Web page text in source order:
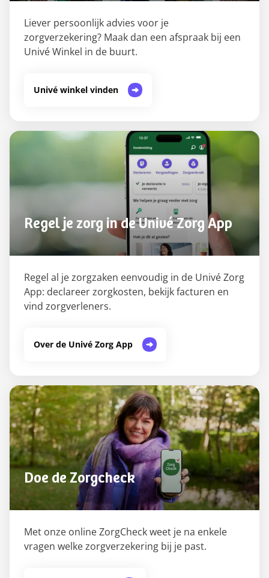
Liever persoonlijk advies voor je
zorgverzekering? Maak dan een afspraak bij een
Univé Winkel in de buurt.
Univé winkel vinden
Regel je zorg in de Univé Zorg App
Regel al je zorgzaken eenvoudig in de Univé Zorg
App: declareer zorgkosten, bekijk facturen en
vind zorgverleners.
Over de Univé Zorg App
Doe de Zorgcheck
Met onze online ZorgCheck weet je na enkele
vragen welke zorgverzekering bij je past.